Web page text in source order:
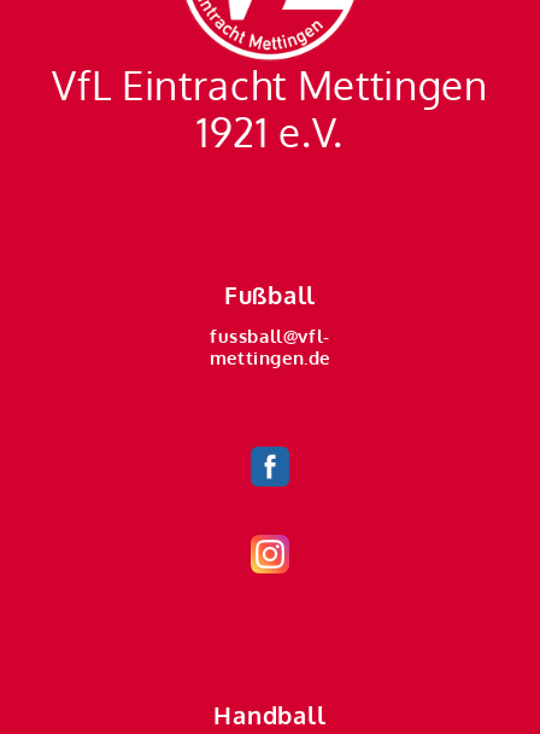
VfL Eintracht Mettingen
1921 e.V.
Fußball
fussball@vfl-
mettingen.de
Handball